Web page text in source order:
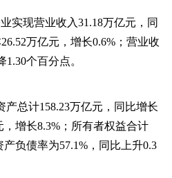
实现营业收入31.18万亿元，同
万亿元，增长0.6%；营业收
1.30个百分点。
总计158.23万亿元，同比增长
，增长8.3%；所有者权益合计
负债率为57.1%，同比上升0.3